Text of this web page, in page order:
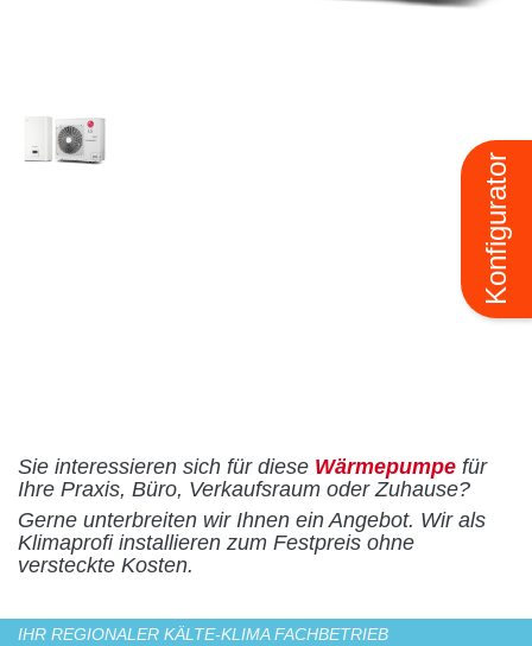
Konfigurator
Sie interessieren sich für diese Wärmepumpe für
Ihre Praxis, Büro, Verkaufsraum oder Zuhause?
Gerne unterbreiten wir Ihnen ein Angebot. Wir als
Klimaprofi installieren zum Festpreis ohne
versteckte Kosten.
IHR REGIONALER KÄLTE-KLIMA FACHBETRIEB